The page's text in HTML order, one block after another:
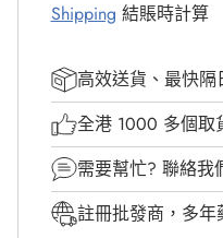
Shipping 結賬時計算
高效送貨、最快隔
全港 1000 多個取
需要幫忙? 聯絡我
註冊批發商，多年